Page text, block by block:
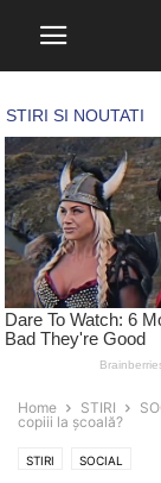
Home STIRI
copiii la școală?
STIRI SOCIAL